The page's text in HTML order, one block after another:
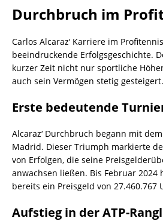
Durchbruch im
Carlos Alcaraz‘ Karriere im
beeindruckende Erfolgsgeschichte.
kurzer Zeit nicht nur sportliche
auch sein Vermögen stetig gesteigert.
Erste bedeutende
Alcaraz‘ Durchbruch begann mit
Madrid. Dieser Triumph markierte
von Erfolgen, die seine
anwachsen ließen. Bis Februar 2024
bereits ein Preisgeld von 27.460.767
Aufstieg in der ATP-